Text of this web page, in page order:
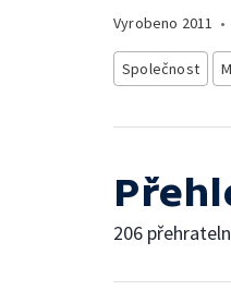
Vyrobeno 2011 •
Společnost
206